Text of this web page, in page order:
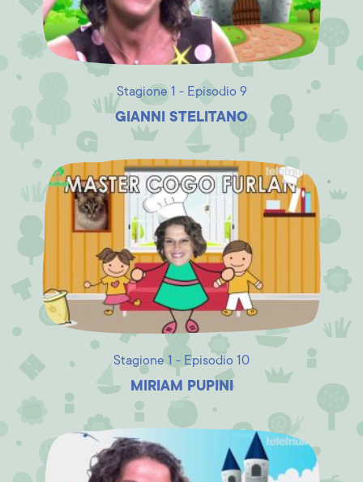
Stagione 1 - Episodio 9
GIANNI STELITANO
Stagione 1 - Episodio 10
MIRIAM PUPINI